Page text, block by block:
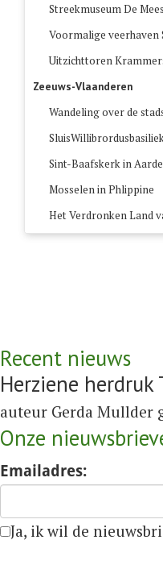
Streekmuseum De
Voormalige veerhaven
Uitzichttoren
Zeeuws-Vlaanderen
Wandeling over de
Sint-Baafskerk in
Mosselen in Phlippine
Het Verdronken Land
Recent nieuws
Herziene
auteur Gerda Mullder
Onze
Emailadres:
Ja, ik wil de